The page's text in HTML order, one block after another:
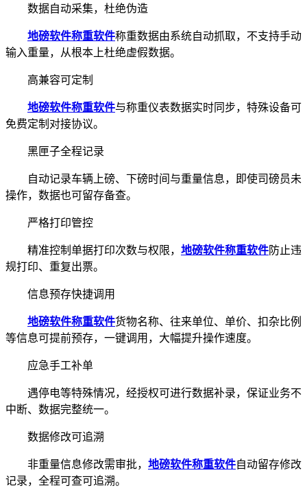
数据自动采集，杜绝伪造
地磅软件称重软件称重数据由系统自动抓取，不支持手动
输入重量，从根本上杜绝虚假数据。
高兼容可定制
地磅软件称重软件与称重仪表数据实时同步，特殊设备可
免费定制对接协议。
黑匣子全程记录
自动记录车辆上磅、下磅时间与重量信息，即使司磅员未
操作，数据也可留存备查。
严格打印管控
精准控制单据打印次数与权限， 地磅软件称重软件防止违
规打印、重复出票。
信息预存快捷调用
地磅软件称重软件货物名称、往来单位、单价、扣杂比例
等信息可提前预存，一键调用，大幅提升操作速度。
应急手工补单
遇停电等特殊情况，经授权可进行数据补录，保证业务不
中断、数据完整统一。
数据修改可追溯
非重量信息修改需审批， 地磅软件称重软件自动留存修改
记录，全程可查可追溯。